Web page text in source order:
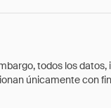
todos los
únicamente con